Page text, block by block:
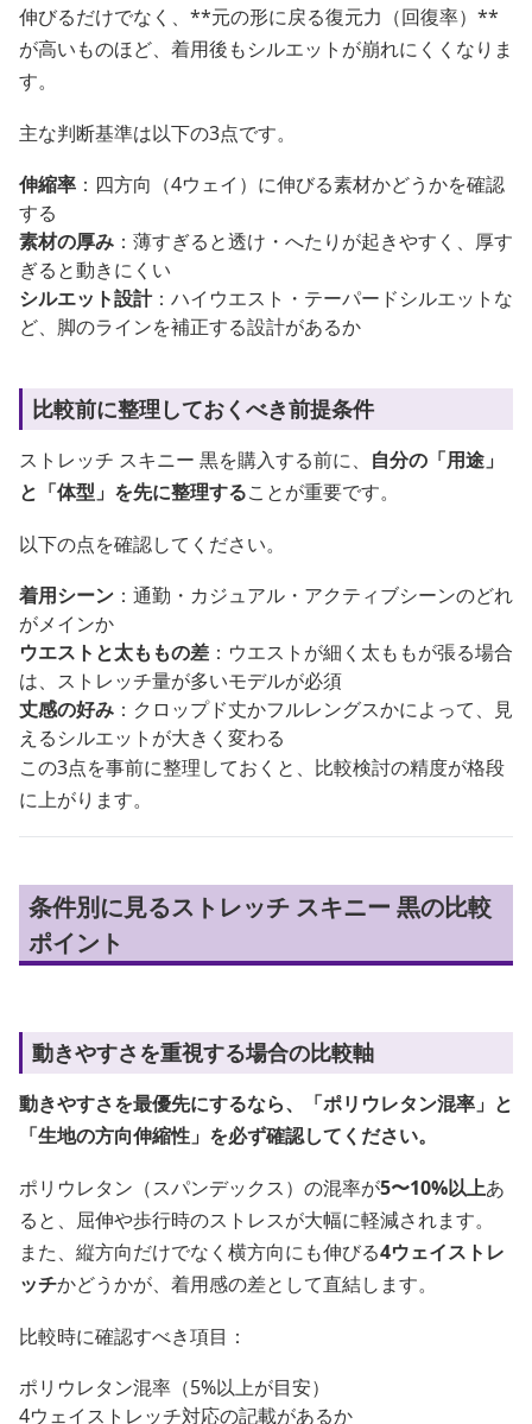
伸びるだけでなく、**元の形に戻る復元力（回復率）**
が高いものほど、着用後もシルエットが崩れにくくなりま
す。
主な判断基準は以下の3点です。
伸縮率 ：四方向（4ウェイ）に伸びる素材かどうかを確認
する
素材の厚み ：薄すぎると透け・へたりが起きやすく、厚す
ぎると動きにくい
シルエット設計：ハイウエスト・テーパードシルエットな
ど、脚のラインを補正する設計があるか
比較前に整理しておくべき前提条件
ストレッチ スキニー 黒を購入する前に、 自分の「用途」
と「体型」を先に整理することが重要です。
以下の点を確認してください。
着用シーン ：通勤・カジュアル・アクティブシーンのどれ
がメインか
ウエストと太ももの差 ：ウエストが細く太ももが張る場合
は、ストレッチ量が多いモデルが必須
丈感の好み ：クロップド丈かフルレングスかによって、見
えるシルエットが大きく変わる
この3点を事前に整理しておくと、比較検討の精度が格段
に上がります。
条件別に見るストレッチ スキニー 黒の比較
ポイント
動きやすさを重視する場合の比較軸
動きやすさを最優先にするなら、「ポリウレタン混率」と
「生地の方向伸縮性」を必ず確認してください。
ポリウレタン（スパンデックス）の混率が5〜10%以上あ
ると、屈伸や歩行時のストレスが大幅に軽減されます。
また、縦方向だけでなく横方向にも伸びる4ウェイストレ
ッチかどうかが、着用感の差として直結します。
比較時に確認すべき項目：
ポリウレタン混率（5%以上が目安）
4ウェイストレッチ対応の記載があるか